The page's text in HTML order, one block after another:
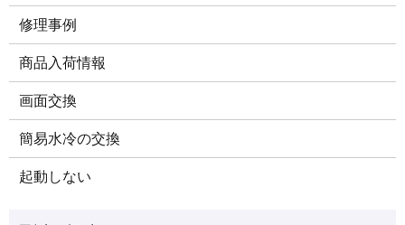
修理事例
商品入荷情報
画面交換
簡易水冷の交換
起動しない